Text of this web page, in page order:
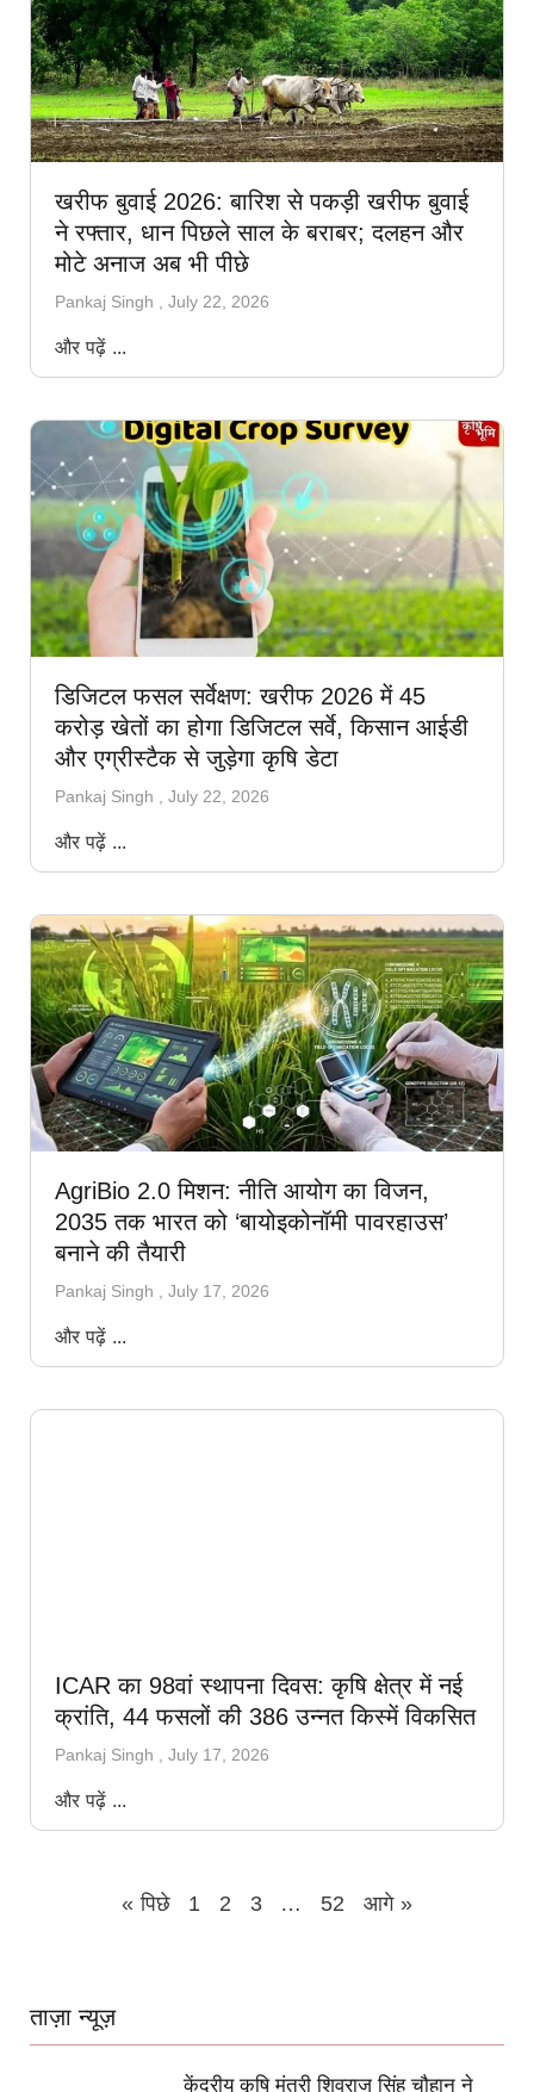
खरीफ बुवाई 2026: बारिश से पकड़ी खरीफ बुवाई
ने रफ्तार, धान पिछले साल के बराबर; दलहन और
मोटे अनाज अब भी पीछे
Pankaj Singh July 22, 2026
और पढ़ें ...
डिजिटल फसल सर्वेक्षण: खरीफ 2026 में 45
करोड़ खेतों का होगा डिजिटल सर्वे, किसान आईडी
और एग्रीस्टैक से जुड़ेगा कृषि डेटा
Pankaj Singh July 22, 2026
और पढ़ें ...
AgriBio 2.0 मिशन: नीति आयोग का विजन,
2035 तक भारत को ‘बायोइकोनॉमी पावरहाउस’
बनाने की तैयारी
Pankaj Singh July 17, 2026
और पढ़ें ...
ICAR का 98वां स्थापना दिवस: कृषि क्षेत्र में नई
क्रांति, 44 फसलों की 386 उन्नत किस्में विकसित
Pankaj Singh July 17, 2026
और पढ़ें ...
« पिछे 1 2 3 … 52 आगे »
ताज़ा न्यूज़
केंद्रीय कृषि मंत्री शिवराज सिंह चौहान ने